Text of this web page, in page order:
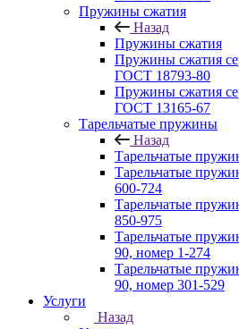
Пружины сжатия
Назад
Пружины сжатия
Пружины сжатия
ГОСТ 18793‑80
Пружины сжатия
ГОСТ 13165‑67
Тарельчатые пружины
Назад
Тарельчатые
Тарельчатые
600-724
Тарельчатые
850-975
Тарельчатые
90, номер 1-274
Тарельчатые
90, номер 301-529
Услуги
Назад